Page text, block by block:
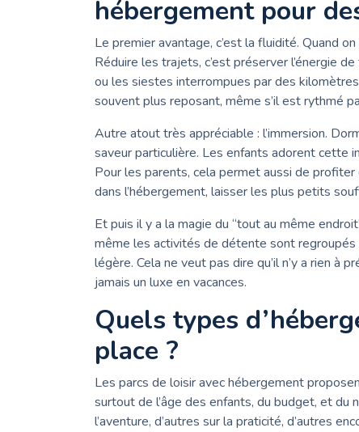
hébergement pour
Le premier avantage, c’est la fluidité. Quand
Réduire les trajets, c’est préserver l’énergie
ou les siestes interrompues par des
souvent plus reposant, même s’il est rythmé
Autre atout très appréciable : l’immersion.
saveur particulière. Les enfants adorent cette
Pour les parents, cela permet aussi de
dans l’hébergement, laisser les plus petits
Et puis il y a la magie du “tout au même
même les activités de détente sont regroupés
légère. Cela ne veut pas dire qu’il n’y a rien à
jamais un luxe en vacances.
Quels types
place ?
Les parcs de loisir avec hébergement
surtout de l’âge des enfants, du budget, et du
l’aventure, d’autres sur la praticité, d’autres